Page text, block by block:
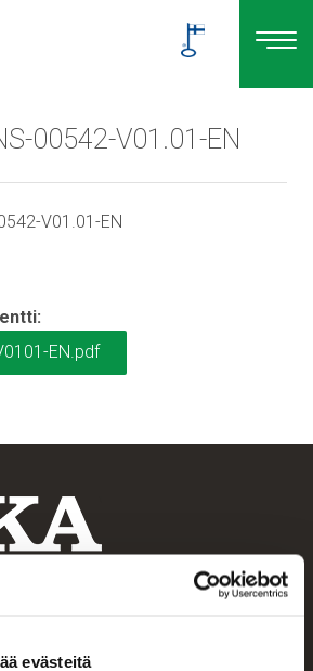
evästeitä
00542-V01.01-EN
V01.01-EN
EN.pdf